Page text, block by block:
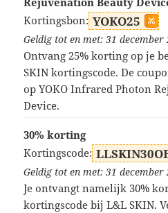
Kortingsbon: YOKO25
Geldig tot en met: 31 december
Ontvang 25% korting op je
SKIN kortingscode. De
op YOKO Infrared Photon
Device.
30% korting
Kortingscode:
Geldig tot en met: 31 december
Je ontvangt namelijk 30%
kortingscode bij L&L SKIN.